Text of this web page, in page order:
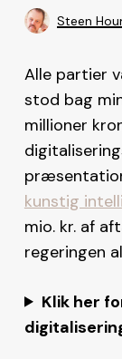
Steen
Alle partier
stod bag
millioner
kunstig
mio. kr. af
regeringen
Klik her